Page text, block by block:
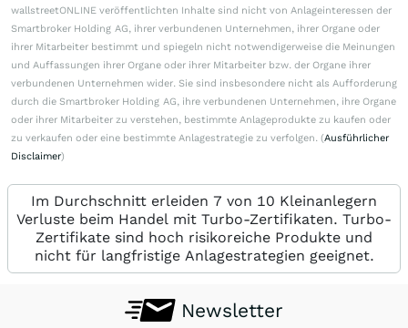
wallstreetONLINE veröffentlichten Inhalte sind nicht von Anlageinteressen der
Smartbroker Holding AG, ihrer verbundenen Unternehmen, ihrer Organe oder
ihrer Mitarbeiter bestimmt und spiegeln nicht notwendigerweise die Meinungen
und Auffassungen ihrer Organe oder ihrer Mitarbeiter bzw. der Organe ihrer
verbundenen Unternehmen wider. Sie sind insbesondere nicht als Aufforderung
durch die Smartbroker Holding AG, ihre verbundenen Unternehmen, ihre Organe
oder ihrer Mitarbeiter zu verstehen, bestimmte Anlageprodukte zu kaufen oder
zu verkaufen oder eine bestimmte Anlagestrategie zu verfolgen. (Ausführlicher
Disclaimer)
Im Durchschnitt erleiden 7 von 10 Kleinanlegern
Verluste beim Handel mit Turbo-Zertifikaten. Turbo-
Zertifikate sind hoch risikoreiche Produkte und
nicht für langfristige Anlagestrategien geeignet.
Newsletter